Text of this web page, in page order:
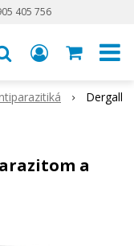
405 756
Dergall
a